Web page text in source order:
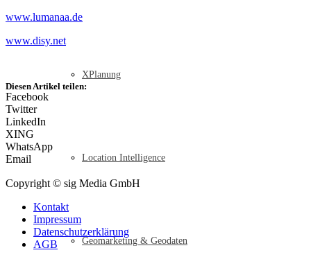
XPlanung
Location Intelligence
Geomarketing & Geodaten
www.lumanaa.de
www.disy.net
Diesen Artikel teilen:
Facebook
Twitter
LinkedIn
XING
WhatsApp
Email
Copyright © sig Media GmbH
Kontakt
Impressum
Datenschutzerklärung
AGB